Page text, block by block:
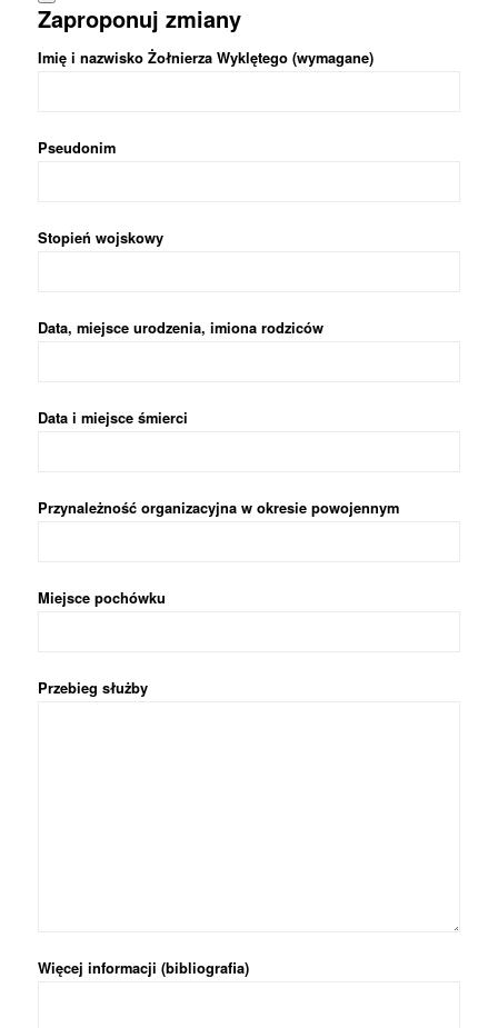
Zaproponuj zmiany
Imię i nazwisko Żołnierza Wyklętego (wymagane)
Pseudonim
Stopień wojskowy
Data, miejsce urodzenia, imiona rodziców
Data i miejsce śmierci
Przynależność organizacyjna w okresie powojennym
Miejsce pochówku
Przebieg służby
Więcej informacji (bibliografia)